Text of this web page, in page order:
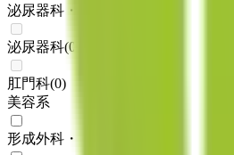
泌尿器科・肛門科系
泌尿器科(0
肛門科(0)
美容系
形成外科・美容外科